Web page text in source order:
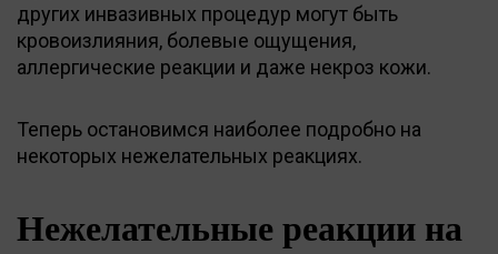
других инвазивных процедур могут быть
кровоизлияния, болевые ощущения,
аллергические реакции и даже некроз кожи.
Теперь остановимся наиболее подробно на
некоторых нежелательных реакциях.
Нежелательные реакции на